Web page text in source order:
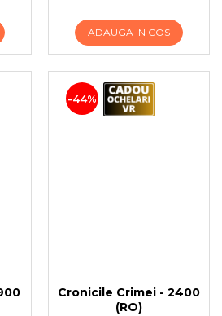
ADAUGA IN COS
-44%
Cronicile Crimei - 2400
(RO)